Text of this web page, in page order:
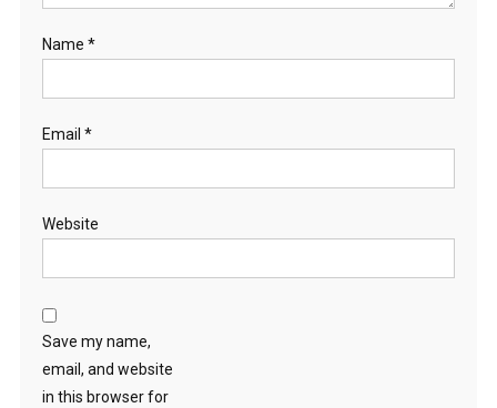
Name *
Email *
Website
Save my name,
email, and website
in this browser for